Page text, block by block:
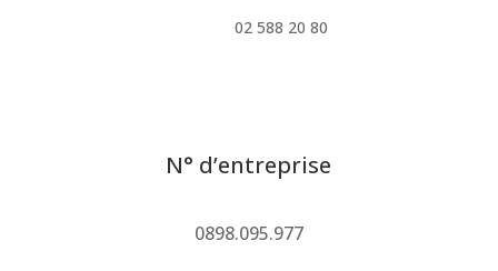
02 588 20 80
N° d’entreprise
0898.095.977